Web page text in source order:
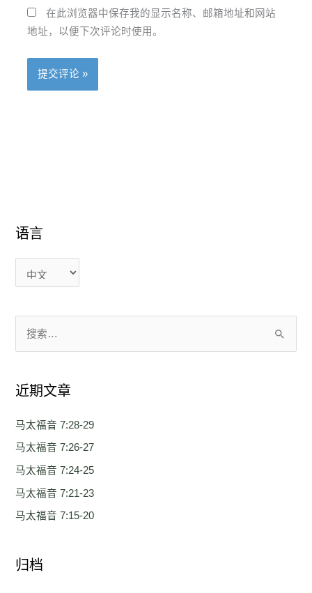
在此浏览器中保存我的显示名称、邮箱地址和网站
地址，以便下次评论时使用。
语言
语
近期文章
马太福音 7:28-29
马太福音 7:26-27
马太福音 7:24-25
马太福音 7:21-23
马太福音 7:15-20
归档
语